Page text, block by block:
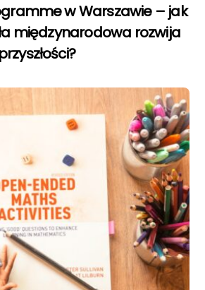
w Warszawie – jak
międzynarodowa rozwija